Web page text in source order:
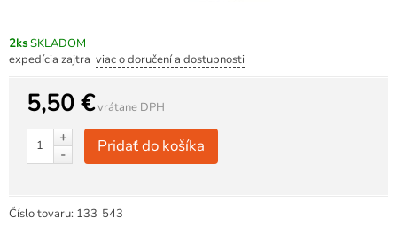
2ksSKLADOM
expedícia zajtra viac o doručení a dostupnosti
5,50 €vrátane DPH
+
-
Pridať do košíka
Číslo tovaru: 133 543